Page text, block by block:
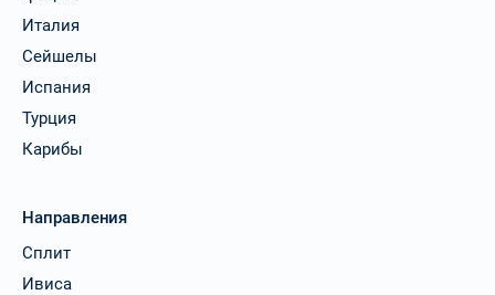
Италия
Сейшелы
Испания
Турция
Карибы
Направления
Сплит
Ивиса